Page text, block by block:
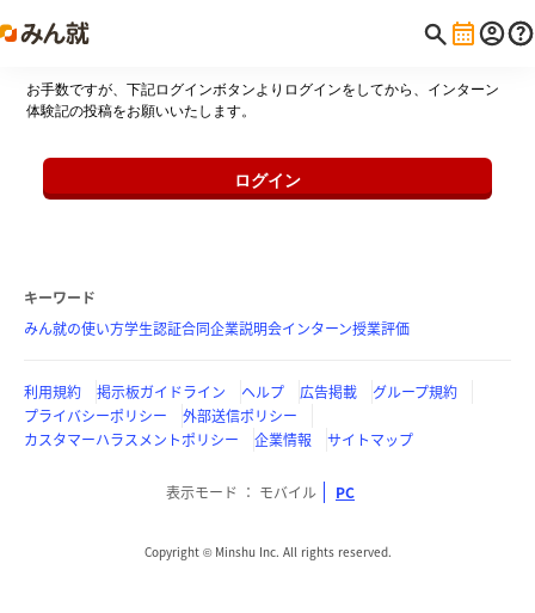
お手数ですが、下記ログインボタンよりログインをしてから、インターン
体験記の投稿をお願いいたします。
ログイン
キーワード
みん就の使い方学生認証合同企業説明会インターン授業評価
利用規約 掲示板ガイドライン ヘルプ 広告掲載
グループ規約
プライバシーポリシー
外部送信ポリシー
カスタマーハラスメントポリシー
企業情報 サイトマップ
表示モード モバイル PC
Copyright © Minshu Inc. All rights reserved.